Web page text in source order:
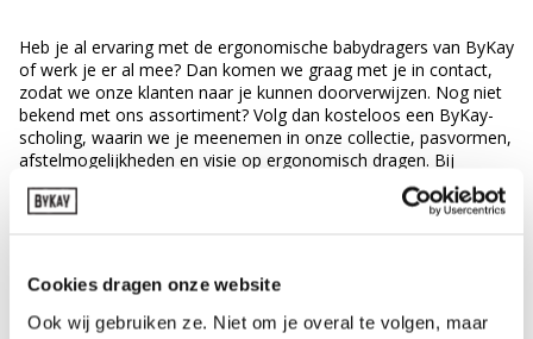
Cookies dragen onze website
Ook wij gebruiken ze. Niet om je overal te volgen, maar
Heb je al ervaring met de ergonomische babydragers van ByKay
of werk je er al mee? Dan komen we graag met je in contact,
zodat we onze klanten naar je kunnen doorverwijzen. Nog niet
bekend met ons assortiment? Volg dan kosteloos een ByKay-
scholing, waarin we je meenemen in onze collectie, pasvormen,
afstelmogelijkheden en visie op ergonomisch dragen. Bij
minimaal vier geïnteresseerde draagconsulenten verzorgen we
deze scholing desgewenst ook op locatie. Neem gerust contact